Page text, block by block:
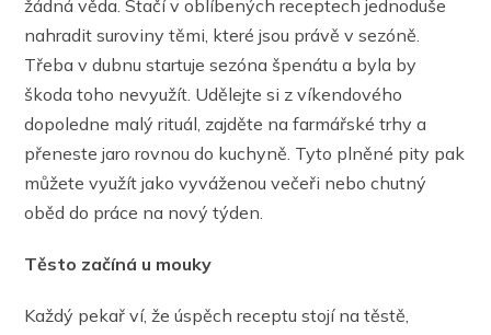
žádná věda. Stačí v oblíbených receptech jednoduše
nahradit suroviny těmi, které jsou právě v sezóně.
Třeba v dubnu startuje sezóna špenátu a byla by
škoda toho nevyužít. Udělejte si z víkendového
dopoledne malý rituál, zajděte na farmářské trhy a
přeneste jaro rovnou do kuchyně. Tyto plněné pity pak
můžete využít jako vyváženou večeři nebo chutný
oběd do práce na nový týden.
Těsto začíná u mouky
Každý pekař ví, že úspěch receptu stojí na těstě,